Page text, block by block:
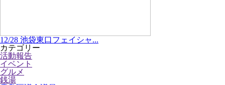
12/28 池袋東口フェイシャ...
カテゴリー
活動報告
イベント
グルメ
銭湯